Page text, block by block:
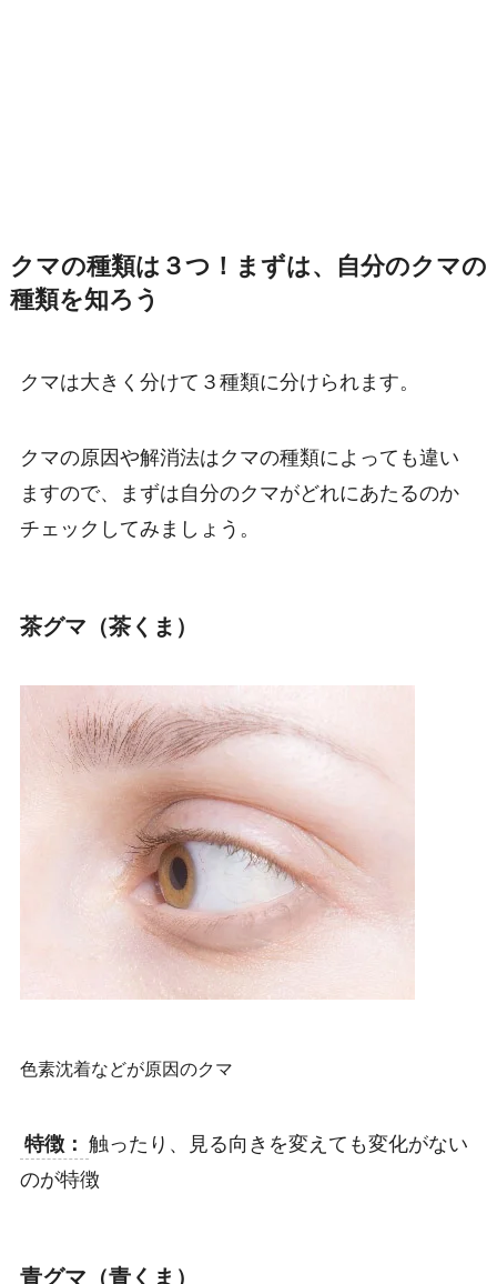
クマの種類は３つ！まずは、自分のクマの
種類を知ろう
クマは大きく分けて３種類に分けられます。
クマの原因や解消法はクマの種類によっても違い
ますので、まずは自分のクマがどれにあたるのか
チェックしてみましょう。
茶グマ（茶くま）
色素沈着などが原因のクマ
特徴： 触ったり、見る向きを変えても変化がない
のが特徴
青グマ（青くま）